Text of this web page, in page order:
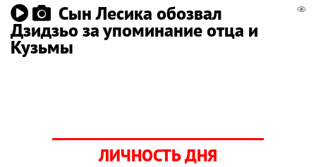
Сын Лесика обозвал
Дзидзьо за упоминание отца и
Кузьмы
ЛИЧНОСТЬ ДНЯ